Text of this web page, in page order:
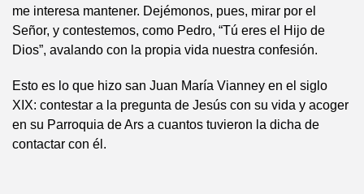
me interesa mantener. Dejémonos, pues, mirar por el
Señor, y contestemos, como Pedro, “Tú eres el Hijo de
Dios”, avalando con la propia vida nuestra confesión.
Esto es lo que hizo san Juan María Vianney en el siglo
XIX: contestar a la pregunta de Jesús con su vida y acoger
en su Parroquia de Ars a cuantos tuvieron la dicha de
contactar con él.